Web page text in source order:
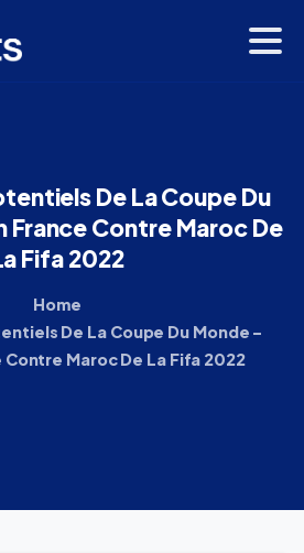
DeLaCoupeDu
FranceContreMarocDe
Fifa2022
Home
De La Coupe Du Monde –
Contre Maroc De La Fifa 2022